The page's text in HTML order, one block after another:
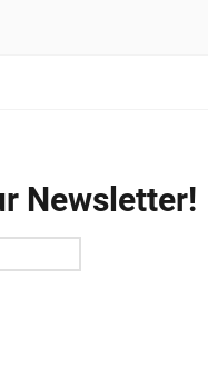
Newsletter!